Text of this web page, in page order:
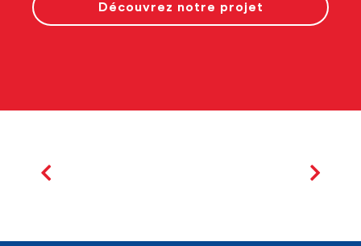
Découvrez notre projet